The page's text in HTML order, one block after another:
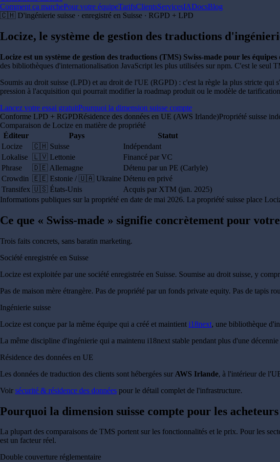
Comment ça marchePour votre équipeTarifsClientsServicesIADocsBlog
🇨🇭 D'ingénierie suisse · enregistré en Suisse · RGPD + LPD
Locize, le système de gestion des traductions
Locize est un système de gestion des traductions (TMS) Swiss-made pour les équipes
des bibliothèques d'internationalisation JavaScript les plus utilisées sur npm. C'est le seul
Soumis au droit suisse (LPD) et au droit de l'UE (RGPD) : c'est la règle la plus stricte qui
pression à l'acquisition qui pourrait modifier la roadmap produit ou le modèle de
Lancez votre essai gratuitPourquoi la dimension suisse compte
Conforme LPD + RGPDRésidence des données en UE (AWS Irlande)Propriété suisse
Comparaison de Locize en matière de propriété
Éditeur
Pays
Statut
Locize
🇨🇭 Suisse
Indépendant
Lokalise 🇱🇻 Lettonie
Financé par VC
Phrase
🇩🇪 Allemagne
Détenu par un PE (Carlyle)
Crowdin 🇪🇪 Estonie / 🇺🇦 Ukraine Détenu en privé
Transifex 🇺🇸 États-Unis
Acquis par XTM (jan. 2025)
Informations publiques sur la propriété en date de mai 2026. La propriété suisse place
Ce que « Swiss-made » signifie concrètement pour
Trois faits concrets, sans baratin marketing.
Société enregistrée en Suisse
Locize est exploitée par une société enregistrée en Suisse. Soumise au droit suisse, y
Pas de maison mère étrangère. Pas de propriété par un fonds private equity. Pas de tapis
Ingénierie suisse
Locize est conçue par la même équipe qui a créé et maintient i18next, une bibliothèque
La même discipline d'ingénierie qui a maintenu i18next stable pendant plus d'une
Résidence des données en UE
Les données de traduction des clients sont hébergées sur AWS Irlande, à l'intérieur de
Voir sécurité & résidence des données pour le détail complet de l'infrastructure.
Pourquoi la dimension suisse compte pour les
La plupart des comparaisons de TMS portent sur les fonctionnalités et le prix. Pour les
est un facteur réel.
Double couverture réglementaire